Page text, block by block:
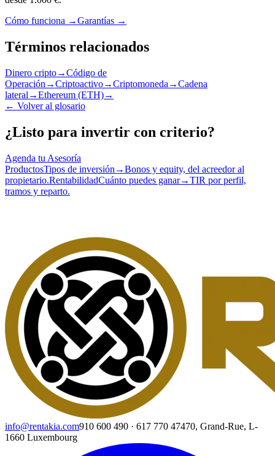
Cómo funciona →Garantías →
Términos relacionados
Dinero cripto→Código de
Operación →Criptoactivo→Criptomoneda →Cadena
lateral →Ethereum (ETH)→
← Volver al glosario
¿Listo para invertir con criterio?
Agenda tu Asesoría
ProductosTipos de inversión →Bonos y equity, del acreedor al
propietario.RentabilidadCuánto puedes ganar→TIR por perfil,
tramos y reparto.
info@rentakia.com910 600 490 · 617 770 47470, Grand-Rue, L-
1660 Luxembourg